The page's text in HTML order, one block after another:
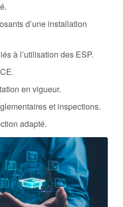
d’une installation
à l’utilisation des ESP.
en vigueur.
et inspections.
adapté.